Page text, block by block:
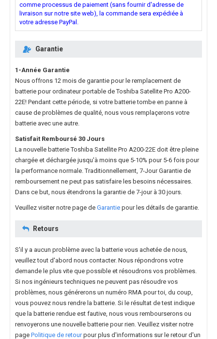
comme processus de paiement (sans fournir d'adresse de
livraison sur notre site web), la commande sera expédiée à
votre adresse PayPal.
Garantie
1-Année Garantie
Nous offrons 12 mois de garantie pour le remplacement de
batterie pour ordinateur portable de Toshiba Satellite Pro A200-
22E! Pendant cette période, si votre batterie tombe en panne à
cause de problèmes de qualité, nous vous remplaçerons votre
batterie avec une autre.
Satisfait Remboursé 30 Jours
La nouvelle batterie Toshiba Satellite Pro A200-22E doit être pleine
chargée et déchargée jusqu'à moins que 5-10% pour 5-6 fois pour
la performance normale. Traditionnellement, 7-Jour Garantie de
remboursement ne peut pas satisfaire les besoins nécessaires.
Dans ce but, nous étendrons la garantie de 7-jour à 30 jours.
Veuillez visiter notre page de Garantie pour les détails de garantie.
Retours
S'il y a aucun problème avec la batterie vous achetée de nous,
veuillez tout d'abord nous contacter. Nous répondrons votre
demande le plus vite que possible et résoudrons vos problèmes.
Si nos ingénieurs techniques ne peuvent pas résoudre vos
problèmes, nous générerons un numéro RMA pour toi, du coup,
vous pouvez nous rendre la batterie. Si le résultat de test indique
que la batterie rendue est fautive, nous vous rembourserons ou
renvoyerons une nouvelle batterie pour rien. Veuillez visiter notre
page Politique de retourpour plus d'informations sur le retour d'un